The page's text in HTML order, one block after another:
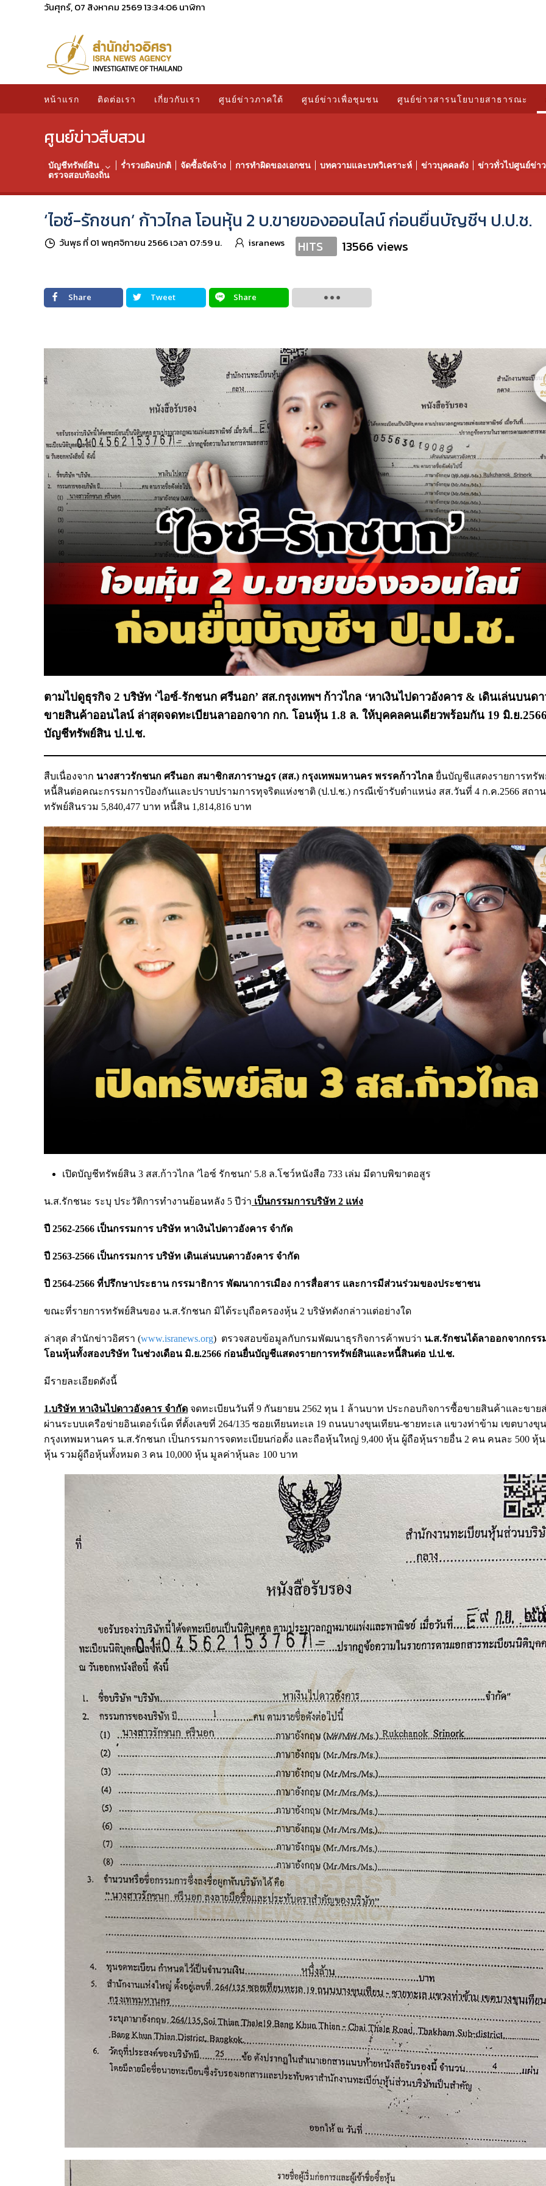
วันศุกร์, 07 สิงหาคม 256913:34:08นาฬิกา
หน้าแรก ติดต่อเรา เกี่ยวกับเรา ศูนย์ข่าวภาคใต้ ศูนย์ข่าวเพื่อชุมชน ศูนย์ข่าวสารนโยบายสาธารณะ
ศูนย์ข่าวสืบสวน
บัญชีทรัพย์สิน ร่ำรวยผิดปกติ จัดซื้อจัดจ้าง การทำผิดของเอกชน บทความและบทวิเคราะห์ ข่าวบุคคลดัง ข่าวทั่วไปศูนย์ข่า
ตรวจสอบท้องถิ่น
‘ไอซ์-รักชนก’ ก้าวไกล โอนหุ้น 2 บ.ขายของออนไลน์ ก่อนยื่นบัญชีฯ ป.ป.ช.
วันพุธ ที่ 01 พฤศจิกายน 2566 เวลา 07:59 น. isranews HITS 13566 views
Share Tweet Share
ตามไปดูธุรกิจ 2 บริษัท ‘ไอซ์-รักชนก ศรีนอก’ สส.กรุงเทพฯ ก้าวไกล ‘หาเงินไปดาวอังคาร & เดินเล่นบนดา
ขายสินค้าออนไลน์ ล่าสุดจดทะเบียนลาออกจาก กก. โอนหุ้น 1.8 ล. ให้บุคคลคนเดียวพร้อมกัน 19 มิ.ย
บัญชีทรัพย์สิน ป.ป.ช.
สืบเนื่องจาก นางสาวรักชนก ศรีนอก สมาชิกสภาราษฎร (สส.) กรุงเทพมหานคร พรรคก้าวไกล ยื่นบัญชีแสดงรายการทรัพ
หนี้สินต่อคณะกรรมการป้องกันและปราบปรามการทุจริตแห่งชาติ (ป.ป.ช.) กรณีเข้ารับตำแหน่ง สส.วันที่ 4 ก.ค.2566 สถา
ทรัพย์สินรวม 5,840,477 บาท หนี้สิน 1,814,816 บาท
เปิดบัญชีทรัพย์สิน 3 สส.ก้าวไกล 'ไอซ์ รักชนก' 5.8 ล.โชว์หนังสือ 733 เล่ม มีดาบพิฆาตอสูร
น.ส.รักชนะ ระบุ ประวัติการทำงานย้อนหลัง 5 ปีว่า เป็นกรรมการบริษัท 2 แห่ง
ปี 2562-2566 เป็นกรรมการ บริษัท หาเงินไปดาวอังคาร จำกัด
ปี 2563-2566 เป็นกรรมการ บริษัท เดินเล่นบนดาวอังคาร จำกัด
ปี 2564-2566 ที่ปรึกษาประธาน กรรมาธิการ พัฒนาการเมือง การสื่อสาร และการมีส่วนร่วมของประชาชน
ขณะที่รายการทรัพย์สินของ น.ส.รักชนก มิได้ระบุถือครองหุ้น 2 บริษัทดังกล่าวแต่อย่างใด
ล่าสุด สำนักข่าวอิศรา (www.isranews.org) ตรวจสอบข้อมูลกับกรมพัฒนาธุรกิจการค้าพบว่า น.ส.รักชนได้ลาออกจากกรร
โอนหุ้นทั้งสองบริษัท ในช่วงเดือน มิ.ย.2566 ก่อนยื่นบัญชีแสดงรายการทรัพย์สินและหนี้สินต่อ ป.ป.ช.
มีรายละเอียดดังนี้
1.บริษัท หาเงินไปดาวอังคาร จำกัด จดทะเบียนวันที่ 9 กันยายน 2562 ทุน 1 ล้านบาท ประกอบกิจการซื้อขายสินค้าและขาย
ผ่านระบบเครือข่ายอินเตอร์เน็ต ที่ตั้งเลขที่ 264/135 ซอยเทียนทะเล 19 ถนนบางขุนเทียน-ชายทะเล แขวงท่าข้าม เขตบางขุ
กรุงเทพมหานคร น.ส.รักชนก เป็นกรรมการจดทะเบียนก่อตั้ง และถือหุ้นใหญ่ 9,400 หุ้น ผู้ถือหุ้นรายอื่น 2 คน คนละ 500 หุ้น
หุ้น รวมผู้ถือหุ้นทั้งหมด 3 คน 10,000 หุ้น มูลค่าหุ้นละ 100 บาท